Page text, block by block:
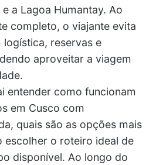
a Lagoa Humantay. Ao
completo, o viajante evita
reservas e
aproveitar a viagem
entender como funcionam
em Cusco com
quais são as opções mais
escolher o roteiro ideal de
disponível. Ao longo do